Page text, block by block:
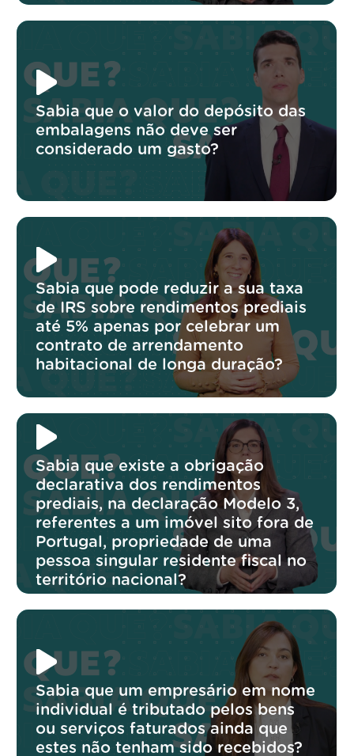
Sabia que o valor do depósito das
embalagens não deve ser
considerado um gasto?
Sabia que pode reduzir a sua taxa
de IRS sobre rendimentos prediais
até 5% apenas por celebrar um
contrato de arrendamento
habitacional de longa duração?
Sabia que existe a obrigação
declarativa dos rendimentos
prediais, na declaração Modelo 3,
referentes a um imóvel sito fora de
Portugal, propriedade de uma
pessoa singular residente fiscal no
território nacional?
Sabia que um empresário em nome
individual é tributado pelos bens
ou serviços faturados ainda que
estes não tenham sido recebidos?